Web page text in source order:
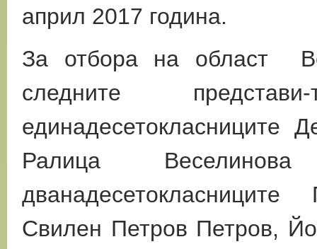
април 2017 година.
За отбора на област
следните
единадесетокласниците
Ралица
Свилен Петров Петров,